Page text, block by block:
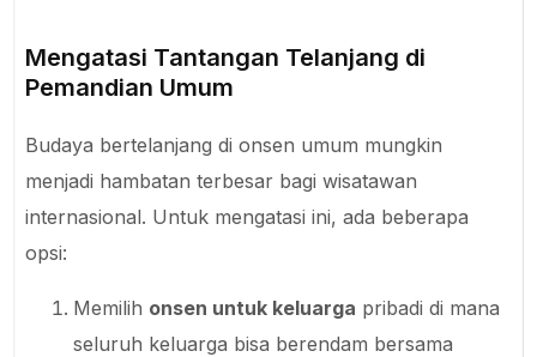
Mengatasi Tantangan Telanjang di
Pemandian Umum
Budaya bertelanjang di onsen umum mungkin
menjadi hambatan terbesar bagi wisatawan
internasional. Untuk mengatasi ini, ada beberapa
opsi:
Memilih onsen untuk keluarga pribadi di mana
seluruh keluarga bisa berendam bersama